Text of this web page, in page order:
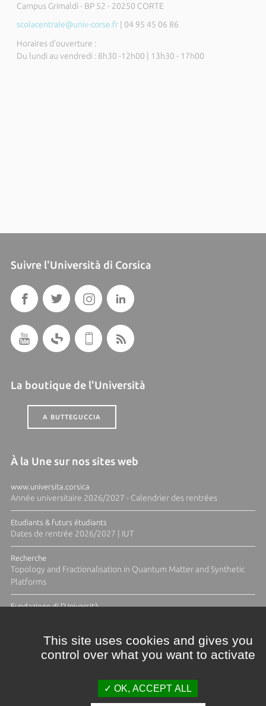
Campus Grimaldi - BP 52 - 20250 CORTE
scolacentrale@univ-corse.fr
| 04 95 45 06 86
Horaires d'ouverture :
Du lundi au vendredi : 8h30 -12h00 | 13h30 - 17h00
Suivre l'Università di Corsica
La boutique de l'Università
A BUTTEGUCCIA
À la Une sur nos sites web
www.universita.corsica
Année universitaire 2026/2027 - Calendrier des rentrées
Etudiants & futurs étudiants
Dates de rentrée 2026/2027 | IUT
Recherche
Topology and Fractionalisation in Quantum Matter and Synthetic
Platforms
Fundazione di l'Università
This site uses cookies and gives you
control over what you want to activate
OK, ACCEPT ALL